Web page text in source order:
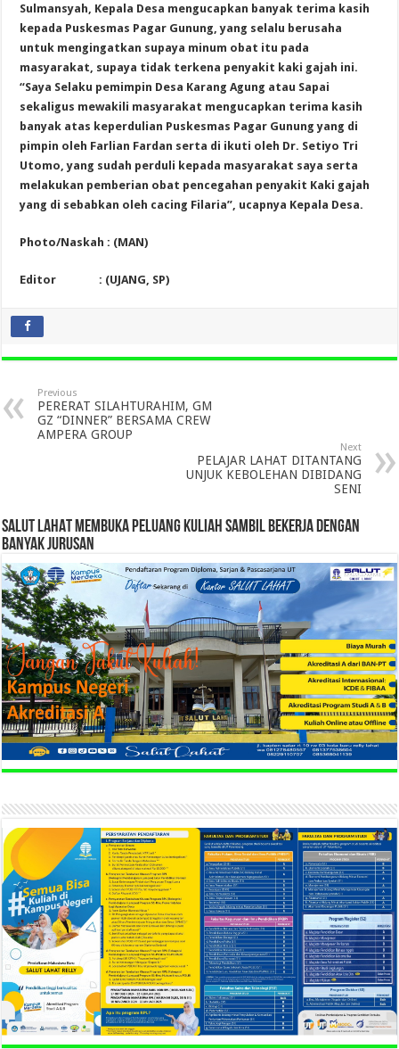
Sulmansyah, Kepala Desa mengucapkan banyak terima kasih
kepada Puskesmas Pagar Gunung, yang selalu berusaha
untuk mengingatkan supaya minum obat itu pada
masyarakat, supaya tidak terkena penyakit kaki gajah ini.
“Saya Selaku pemimpin Desa Karang Agung atau Sapai
sekaligus mewakili masyarakat mengucapkan terima kasih
banyak atas keperdulian Puskesmas Pagar Gunung yang di
pimpin oleh Farlian Fardan serta di ikuti oleh Dr. Setiyo Tri
Utomo, yang sudah perduli kepada masyarakat saya serta
melakukan pemberian obat pencegahan penyakit Kaki gajah
yang di sebabkan oleh cacing Filaria”, ucapnya Kepala Desa.
Photo/Naskah : (MAN)
Editor : (UJANG, SP)
Previous
PERERAT SILAHTURAHIM, GM
GZ “DINNER” BERSAMA CREW
AMPERA GROUP
Next
PELAJAR LAHAT DITANTANG
UNJUK KEBOLEHAN DIBIDANG
SENI
SALUT LAHAT MEMBUKA PELUANG KULIAH SAMBIL BEKERJA DENGAN
BANYAK JURUSAN